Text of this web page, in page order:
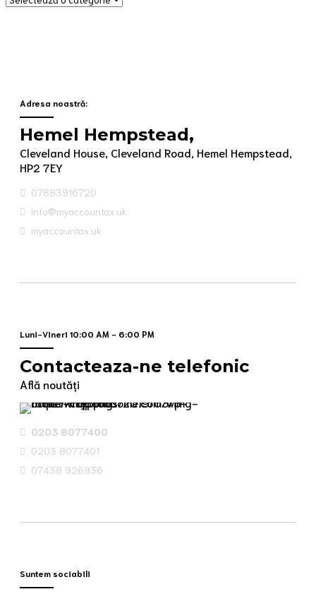
Adresa noastră:
Hemel Hempstead,
Cleveland House, Cleveland Road, Hemel Hempstead,
HP2 7EY
07883916720
info@myaccountax.uk
myaccountax.uk
Luni-Vineri 10:00 AM - 6:00 PM
Contacteaza-ne telefonic
Află noutăți
0203 8077400
0203 8077401
07438 926936
Suntem sociabili